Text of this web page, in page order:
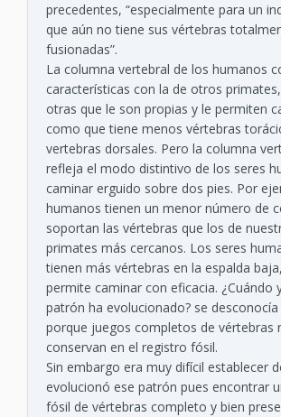
precedentes, “especialmente para un
que aún no tiene sus vértebras
fusionadas”.
La columna vertebral de los humanos
características con la de otros
otras que le son propias y le permiten
como que tiene menos vértebras
vertebras dorsales. Pero la columna
refleja el modo distintivo de los seres
caminar erguido sobre dos pies. Por
humanos tienen un menor número de
soportan las vértebras que los de
primates más cercanos. Los seres
tienen más vértebras en la espalda
permite caminar con eficacia. ¿Cuándo
patrón ha evolucionado? se
porque juegos completos de vértebras
conservan en el registro fósil.
Sin embargo era muy difícil establecer
evolucionó ese patrón pues encontrar
fósil de vértebras completo y bien